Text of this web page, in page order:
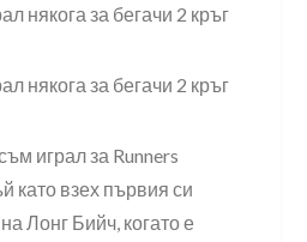
някога за бегачи 2 кръг
някога за бегачи 2 кръг
играл за Runners
като взех първия си
Лонг Бийч, когато е